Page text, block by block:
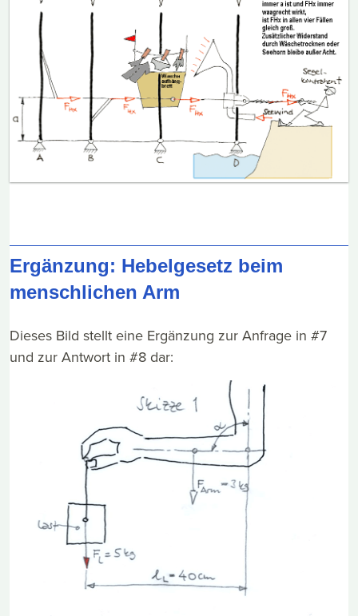
Ergänzung: Hebelgesetz beim
menschlichen Arm
Dieses Bild stellt eine Ergänzung zur Anfrage in #7
und zur Antwort in #8 dar: